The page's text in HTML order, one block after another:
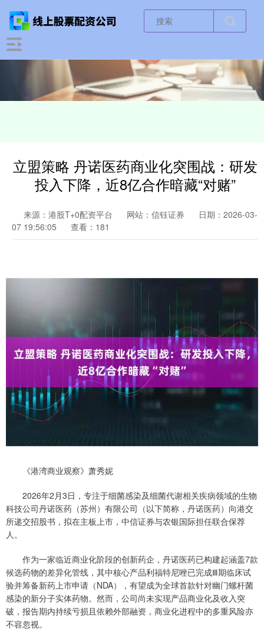
立盟策略 丹诺医药商业化突围战：研发
投入下降，近8亿合作暗藏“对赌”
来源：港股T+0配资平台 网站：信钰证券
日期：2026-03-
07 19:56:05
查看：181
《港湾商业观察》萧秀妮
2026年2月3日，专注于细菌感染及细菌代谢相关疾病领域的生物
科技公司丹诺医药（苏州）有限公司（以下简称，丹诺医药）向港交
所递交招股书，拟在主板上市，中信证券与农银国际担任联合保荐
人。
作为一家临近商业化阶段的创新药企，丹诺医药已构建起涵盖7款
候选药物的差异化管线，其中核心产品利福特尼唑已完成Ⅲ期临床试
验并筹备新药上市申请（NDA），有望成为全球首款针对幽门螺杆菌
感染的新分子实体药物。然而，公司尚未实现产品商业化及收入突
破，报告期内持续亏损且依赖外部融资，商业化进程中的多重风险亦
不容忽视。